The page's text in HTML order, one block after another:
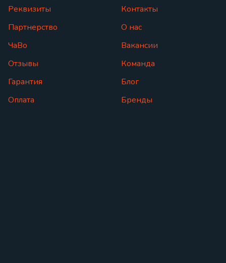
Реквизиты
Партнерство
ЧаВо
Отзывы
Гарантия
Оплата
Контакты
О нас
Вакансии
Команда
Блог
Бренды